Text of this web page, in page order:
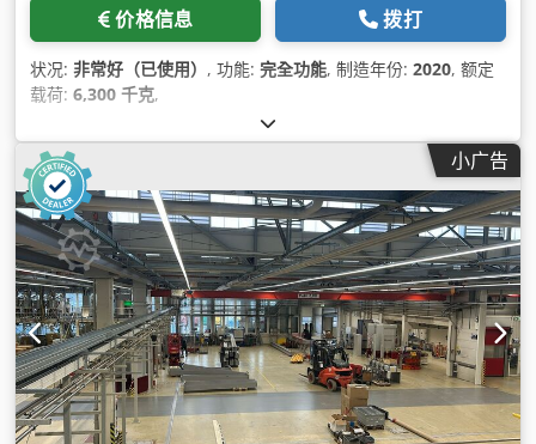
价格信息 拨打
状况: 非常好（已使用） , 功能: 完全功能, 制造年份: 2020, 额定
载荷: 6,300 千克,
小广告